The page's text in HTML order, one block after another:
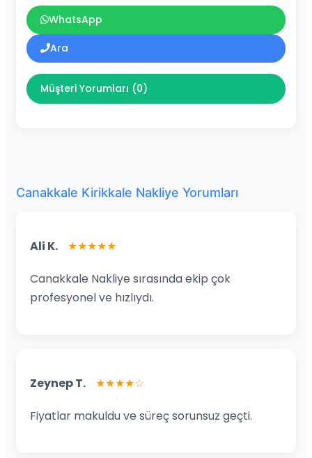
WhatsApp
Ara
Müşteri Yorumları (0)
Canakkale Kirikkale Nakliye Yorumları
Ali K. ★★★★★
Canakkale Nakliye sırasında ekip çok
profesyonel ve hızlıydı.
Zeynep T. ★★★★☆
Fiyatlar makuldu ve süreç sorunsuz geçti.